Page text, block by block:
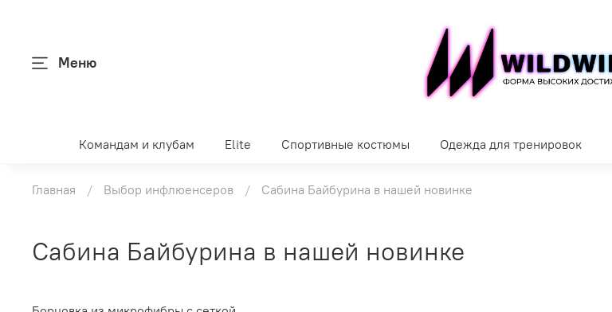
Меню
Командам и клубам Elite Спортивные костюмы Одежда для тренировок
Главная Выбор инфлюенсеров Сабина Байбурина в нашей новинке
Сабина Байбурина в нашей новинке